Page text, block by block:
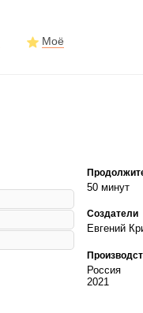
Моё
50 минут
Создатели
Евгений
Россия
2021